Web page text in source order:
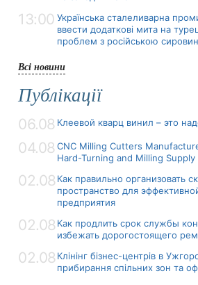
13:00 Українська сталеливарна
ввести додаткові мита на
проблем з російською
Всі новини
Публікації
06.08 Клеевой кварц винил – это
04.08 CNC Milling Cutters
Hard-Turning and Milling Supply
02.08 Как правильно организовать
пространство для
предприятия
02.08 Как продлить срок службы
избежать дорогостоящего
02.08 Клінінг бізнес-центрів в
прибирання спільних зон та